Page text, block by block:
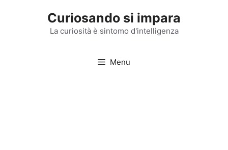
Curiosando si impara
La curiosità è sintomo d'intelligenza
Menu